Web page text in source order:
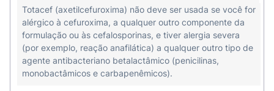
Totacef (axetilcefuroxima) não deve ser usada se você for
alérgico à cefuroxima, a qualquer outro componente da
formulação ou às cefalosporinas, e tiver alergia severa
(por exemplo, reação anafilática) a qualquer outro tipo de
agente antibacteriano betalactâmico (penicilinas,
monobactâmicos e carbapenêmicos).